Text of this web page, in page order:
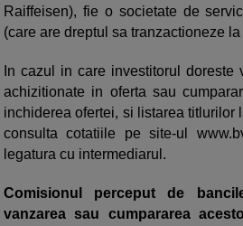
Raiffeisen), fie o societate de
(care are dreptul sa tranzactioneze la
In cazul in care investitorul doreste
achizitionate in oferta sau
inchiderea ofertei, si listarea titlurilor
consulta cotatiile pe site-ul
legatura cu intermediarul.
Comisionul perceput de
vanzarea sau cumpararea